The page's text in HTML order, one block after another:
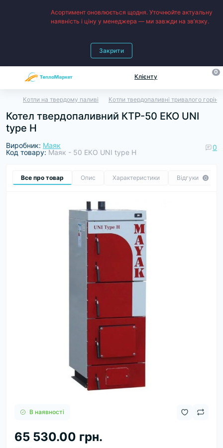
Асортимент оновлюється щодня. Уточнюйте актуальну
наявність і ціну у менеджера — ми завжди на зв’язку.
Закрити
Клієнту
0
Котли на твердому паливі Котли твердопаливні тривалого
Котел твердопаливний КТР-50 ЕКО UNI
type H
Виробник: Маяк
Код товару: Маяк - 50 ЕКО UNI type H
0
Все про товар Опис Характеристики Відгуки 0
В наявності
65 530.00 грн.